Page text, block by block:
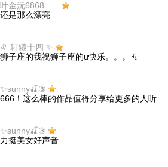
还是那么漂亮
♌️ 轩辕十四 ✨
狮子座的我祝狮子座的u快乐。。。♌️
✨sunny🍒③
666！这么棒的作品值得分享给更多的人听
✨sunny🍒③
力挺美女好声音